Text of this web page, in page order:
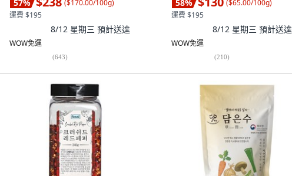
57% ($170.00/100g)
運費 $195
8/12 星期三 預計送達
WOW免運
(643)
58% ($65.00/100g)
運費 $195
8/12 星期三 預計送達
WOW免運
(210)